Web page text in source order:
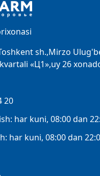
sh.,Mirzo
«Ц1»,uy 26
20
har kuni, 08:00 dan
har kuni, 08:00 dan